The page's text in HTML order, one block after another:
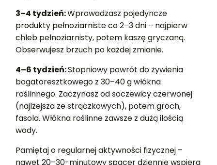
3–4 tydzień:Wprowadzasz pojedyncze
produkty pełnoziarniste co 2–3 dni – najpierw
chleb pełnoziarnisty, potem kaszę gryczaną.
Obserwujesz brzuch po każdej zmianie.
4–6 tydzień:Stopniowy powrót do żywienia
bogatoresztkowego z 30–40 g włókna
roślinnego. Zaczynasz od soczewicy czerwonej
(najlżejsza ze strączkowych), potem groch,
fasola. Włókna roślinne zawsze z dużą ilością
wody.
Pamiętaj o regularnej aktywności fizycznej –
nawet 20–30-minutowy spacer dziennie wspiera